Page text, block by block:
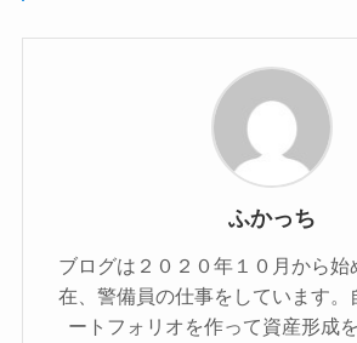
ふかっち
ブログは２０２０年１０月から
在、警備員の仕事をしています。
ートフォリオを作って資産形成